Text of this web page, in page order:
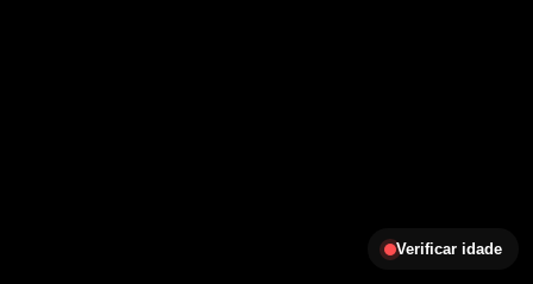
Verificar idade